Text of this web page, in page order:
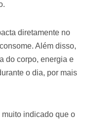
diretamente no
Além disso,
do corpo, energia e
o dia, por mais
indicado que o